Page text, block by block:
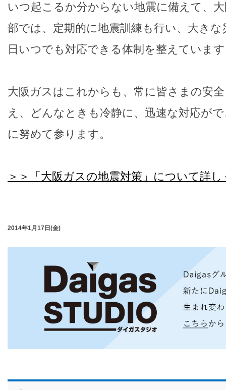
いつ起こるか分からない地震に備えて、
部では、定期的に地震訓練も行い、大きな
日いつでも対応できる体制を整えていま
大阪ガスはこれからも、常に皆さまの安
え、どんなときも冷静に、迅速な対応が
に努めて参ります。
＞＞「大阪ガスの地震対策」について詳
2014年1月17日(金)